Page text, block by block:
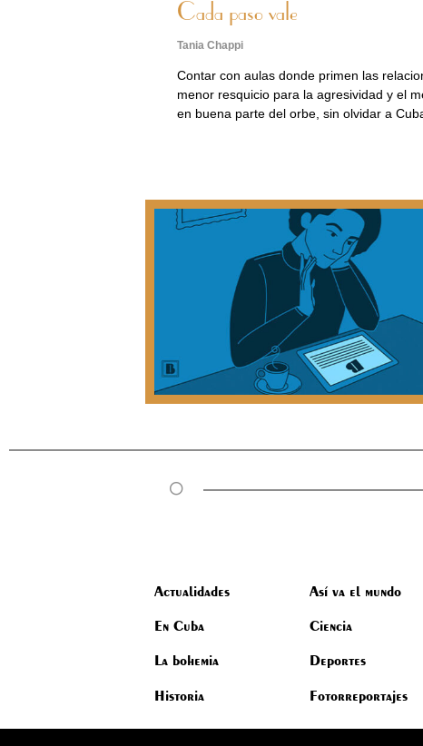
Cada paso vale
Tania Chappi
Contar con aulas donde primen las
menor resquicio para la agresividad y el
en buena parte del orbe, sin olvidar a
Actualidades
En Cuba
La bohemia
Historia
Así va el mundo
Ciencia
Deportes
Fotorreportajes